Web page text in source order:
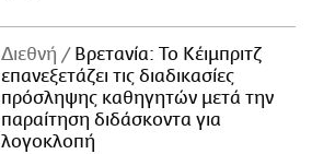
Διεθνή
Βρετανία: Το Κέιμπριτζ
επανεξετάζει τις διαδικασίες
πρόσληψης καθηγητών μετά την
παραίτηση διδάσκοντα για
λογοκλοπή